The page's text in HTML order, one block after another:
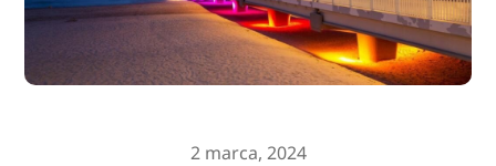
2 marca, 2024